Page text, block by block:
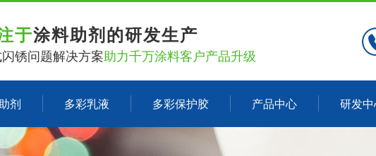
于涂料助剂的研发生产
锈问题解决方案助力千万涂料客户产品升级
剂 多彩乳液 多彩保护胶 产品中心 研发